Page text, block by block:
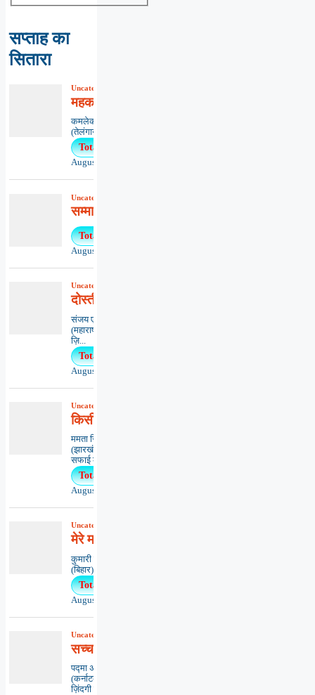
सप्ताह का
सितारा
Uncategorized
महकाओ मन-मंदिर में मैत्री माला
कमलेकर नागेश्वर राव ‘कमल’,हैदराबाद
(तेलंगाना)******************************...
Total Views : 62
August 5, 2026
Uncategorized
सम्मानों हेतु प्रस्ताव माँगे
Total Views : 34
August 5, 2026
Uncategorized
दोस्ती-दिल से दिल की आवाज़
संजय एम. वासनिकमुम्बई
(महाराष्ट्र)*************************************
ज़ि...
Total Views : 32
August 5, 2026
Uncategorized
किसी का अनादर ना हो
ममता सिंहधनबाद
(झारखंड)*************************************
सफाई का कीड़ा...
Total Views : 25
August 7, 2026
Uncategorized
मेरे मन मीत
कुमारी ऋतंभरामुजफ्फरपुर
Total Views : 25
August 5, 2026
Uncategorized
सच्चा दोस्त तो दीपक
पद्मा अग्रवालबैंगलोर
(कर्नाटक)********************************
ज़िंदगी का न...